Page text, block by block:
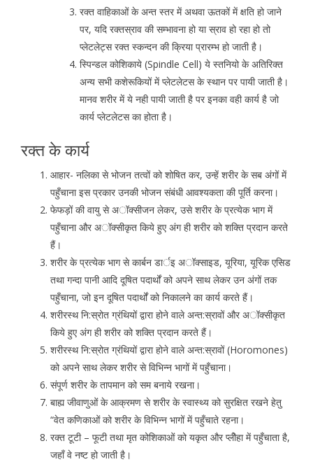
रक्त वाहिकाओं के अन्त स्तर में अथवा ऊतकों में क्षति हो जाने
पर, यदि रक्तस्राव की सम्भावना हो या स्राव हो रहा हो तो
प्लेटलेट्स रक्त स्कन्दन की क्रिया प्रारम्भ हो जाती है।
स्पिन्डल कोशिकाये (Spindle Cell) ये स्तनियो के अतिरिक्त
अन्य सभी कशेरूकियों में प्लेटलेटस के स्थान पर पायी जाती है।
मानव शरीर में ये नही पायी जाती है पर इनका वही कार्य है जो
कार्य प्लेटलेटस का होता है।
रक्त के कार्य
आहार- नलिका से भोजन तत्वों को शोषित कर, उन्हें शरीर के सब अंगों में
पहुँचाना इस प्रकार उनकी भोजन संबंधी आवश्यकता की पूर्ति करना।
फेफड़ों की वायु से अॉक्सीजन लेकर, उसे शरीर के प्रत्येक भाग में
पहुँचाना और अॉक्सीकृत किये हुए अंग ही शरीर को शक्ति प्रदान करते
हैं।
शरीर के प्रत्येक भाग से कार्बन डार्इ अॉक्साइड, यूरिया, यूरिक एसिड
तथा गन्दा पानी आदि दूषित पदार्थों को अपने साथ लेकर उन अंगों तक
पहुँचाना, जो इन दूषित पदार्थों को निकालने का कार्य करते हैं।
शरीरस्थ नि:स्रोत ग्रंथियों द्वारा होने वाले अन्त:स्रावों और अॉक्सीकृत
किये हुए अंग ही शरीर को शक्ति प्रदान करते हैं।
शरीरस्थ नि:स्रोत ग्रंथियों द्वारा होने वाले अन्त:स्रावों (Horomones)
को अपने साथ लेकर शरीर से विभिन्न भागों में पहुँचाना।
संपूर्ण शरीर के तापमान को सम बनाये रखना।
बाह्य जीवाणुओं के आक्रमण से शरीर के स्वास्थ्य को सुरक्षित रखने हेतु
“वेत कणिकाओं को शरीर के विभिन्न भागों में पहुँचाते रहना।
रक्त टूटी – फूटी तथा मृत कोशिकाओं को यकृत और प्लीेहा में पहुँचाता है,
जहॉं वे नष्ट हो जाती है।